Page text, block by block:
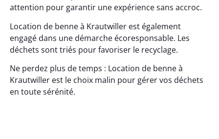
attention pour garantir une expérience sans accroc.
Location de benne à Krautwiller est également
engagé dans une démarche écoresponsable. Les
déchets sont triés pour favoriser le recyclage.
Ne perdez plus de temps : Location de benne à
Krautwiller est le choix malin pour gérer vos déchets
en toute sérénité.